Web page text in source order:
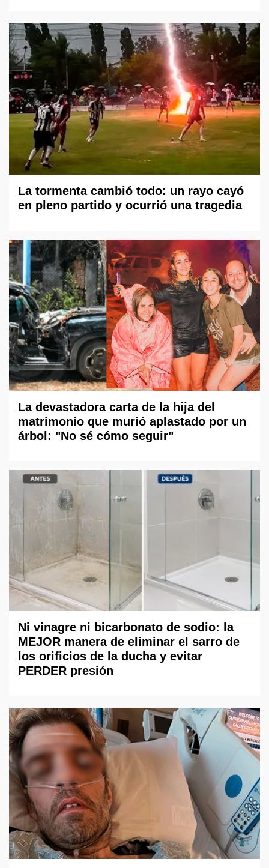
La tormenta cambió todo: un rayo cayó
en pleno partido y ocurrió una tragedia
La devastadora carta de la hija del
matrimonio que murió aplastado por un
árbol: "No sé cómo seguir"
Ni vinagre ni bicarbonato de sodio: la
MEJOR manera de eliminar el sarro de
los orificios de la ducha y evitar
PERDER presión